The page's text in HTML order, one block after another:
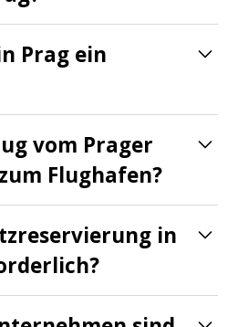
Praha-Holesovice
Prag ein
auf den Websites
oder über mobile
vom Prager
Flughafen?
Václav-Havel-
mit dem Zug nach
Praha-Masarykovo
in